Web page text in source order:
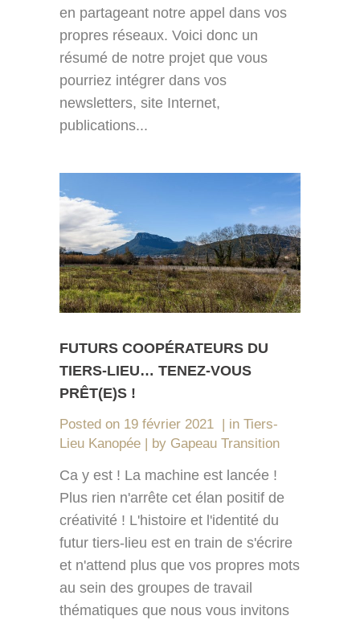
en partageant notre appel dans vos
propres réseaux. Voici donc un
résumé de notre projet que vous
pourriez intégrer dans vos
newsletters, site Internet,
publications...
FUTURS COOPÉRATEURS DU
TIERS-LIEU… TENEZ-VOUS
PRÊT(E)S !
Posted on 19 février 2021 in Tiers-
Lieu Kanopée
by Gapeau Transition
Ca y est ! La machine est lancée !
Plus rien n'arrête cet élan positif de
créativité ! L'histoire et l'identité du
futur tiers-lieu est en train de s'écrire
et n'attend plus que vos propres mots
au sein des groupes de travail
thématiques que nous vous invitons